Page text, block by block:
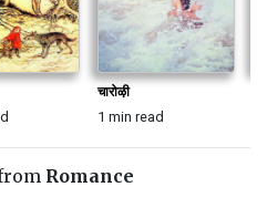
चारोऴी
1 min read
Romance